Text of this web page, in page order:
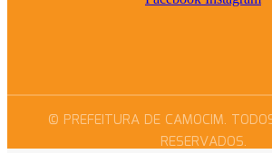
© PREFEITURA DE CAMOCIM.
RESERVADOS.